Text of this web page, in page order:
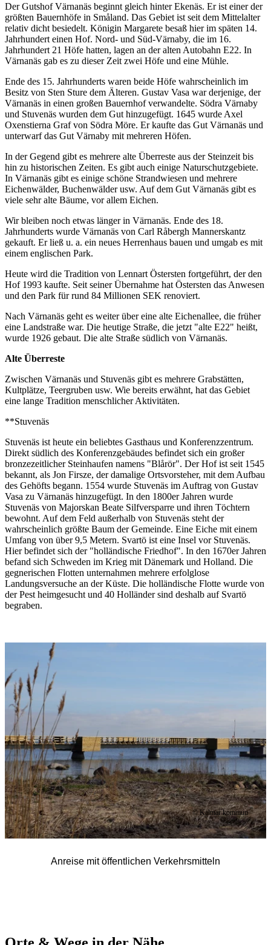
Der Gutshof Värnanäs beginnt gleich hinter Ekenäs. Er ist einer der
größten Bauernhöfe in Småland. Das Gebiet ist seit dem Mittelalter
relativ dicht besiedelt. Königin Margarete besaß hier im späten 14.
Jahrhundert einen Hof. Nord- und Süd-Värnaby, die im 16.
Jahrhundert 21 Höfe hatten, lagen an der alten Autobahn E22. In
Värnanäs gab es zu dieser Zeit zwei Höfe und eine Mühle.
Ende des 15. Jahrhunderts waren beide Höfe wahrscheinlich im
Besitz von Sten Sture dem Älteren. Gustav Vasa war derjenige, der
Värnanäs in einen großen Bauernhof verwandelte. Södra Värnaby
und Stuvenäs wurden dem Gut hinzugefügt. 1645 wurde Axel
Oxenstierna Graf von Södra Möre. Er kaufte das Gut Värnanäs und
unterwarf das Gut Värnaby mit mehreren Höfen.
In der Gegend gibt es mehrere alte Überreste aus der Steinzeit bis
hin zu historischen Zeiten. Es gibt auch einige Naturschutzgebiete.
In Värnanäs gibt es einige schöne Strandwiesen und mehrere
Eichenwälder, Buchenwälder usw. Auf dem Gut Värnanäs gibt es
viele sehr alte Bäume, vor allem Eichen.
Wir bleiben noch etwas länger in Värnanäs. Ende des 18.
Jahrhunderts wurde Värnanäs von Carl Råbergh Mannerskantz
gekauft. Er ließ u. a. ein neues Herrenhaus bauen und umgab es mit
einem englischen Park.
Heute wird die Tradition von Lennart Östersten fortgeführt, der den
Hof 1993 kaufte. Seit seiner Übernahme hat Östersten das Anwesen
und den Park für rund 84 Millionen SEK renoviert.
Nach Värnanäs geht es weiter über eine alte Eichenallee, die früher
eine Landstraße war. Die heutige Straße, die jetzt "alte E22" heißt,
wurde 1926 gebaut. Die alte Straße südlich von Värnanäs.
Alte Überreste
Zwischen Värnanäs und Stuvenäs gibt es mehrere Grabstätten,
Kultplätze, Teergruben usw. Wie bereits erwähnt, hat das Gebiet
eine lange Tradition menschlicher Aktivitäten.
**Stuvenäs
Stuvenäs ist heute ein beliebtes Gasthaus und Konferenzzentrum.
Direkt südlich des Konferenzgebäudes befindet sich ein großer
bronzezeitlicher Steinhaufen namens "Blårör". Der Hof ist seit 1545
bekannt, als Jon Firsze, der damalige Ortsvorsteher, mit dem Aufbau
des Gehöfts begann. 1554 wurde Stuvenäs im Auftrag von Gustav
Vasa zu Värnanäs hinzugefügt. In den 1800er Jahren wurde
Stuvenäs von Majorskan Beate Silfversparre und ihren Töchtern
bewohnt. Auf dem Feld außerhalb von Stuvenäs steht der
wahrscheinlich größte Baum der Gemeinde. Eine Eiche mit einem
Umfang von über 9,5 Metern. Svartö ist eine Insel vor Stuvenäs.
Hier befindet sich der "holländische Friedhof". In den 1670er Jahren
befand sich Schweden im Krieg mit Dänemark und Holland. Die
gegnerischen Flotten unternahmen mehrere erfolglose
Landungsversuche an der Küste. Die holländische Flotte wurde von
der Pest heimgesucht und 40 Holländer sind deshalb auf Svartö
begraben.
Bildergalerie
© Kalmar kommun
Anreise mit öffentlichen Verkehrsmitteln